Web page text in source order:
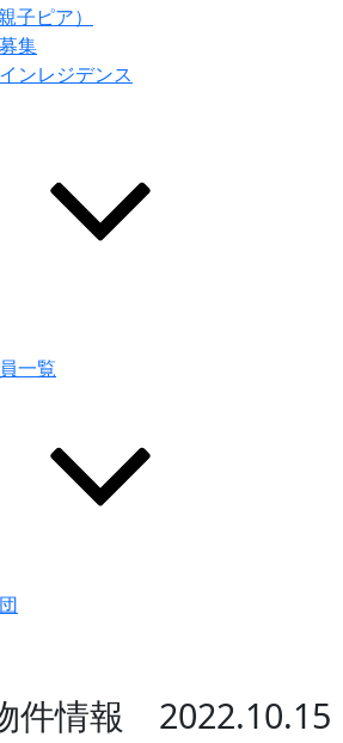
子ピア）
集
ンレジデンス
一覧
件情報 2022.10.15